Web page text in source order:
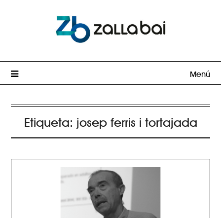
Menú
Etiqueta: josep ferris i tortajada